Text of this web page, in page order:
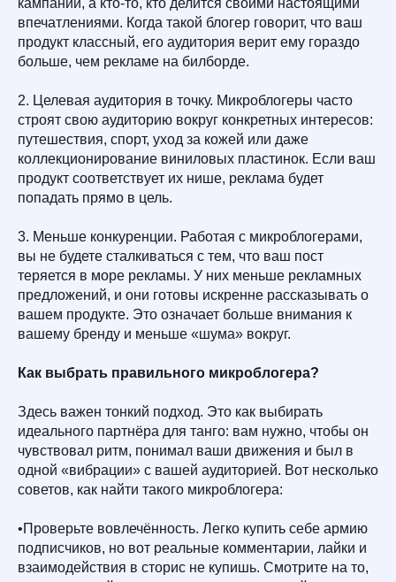
кампаний, а кто-то, кто делится своими настоящими
впечатлениями. Когда такой блогер говорит, что ваш
продукт классный, его аудитория верит ему гораздо
больше, чем рекламе на билборде.
2. Целевая аудитория в точку. Микроблогеры часто
строят свою аудиторию вокруг конкретных интересов:
путешествия, спорт, уход за кожей или даже
коллекционирование виниловых пластинок. Если ваш
продукт соответствует их нише, реклама будет
попадать прямо в цель.
3. Меньше конкуренции. Работая с микроблогерами,
вы не будете сталкиваться с тем, что ваш пост
теряется в море рекламы. У них меньше рекламных
предложений, и они готовы искренне рассказывать о
вашем продукте. Это означает больше внимания к
вашему бренду и меньше «шума» вокруг.
Как выбрать правильного микроблогера?
Здесь важен тонкий подход. Это как выбирать
идеального партнёра для танго: вам нужно, чтобы он
чувствовал ритм, понимал ваши движения и был в
одной «вибрации» с вашей аудиторией. Вот несколько
советов, как найти такого микроблогера:
•Проверьте вовлечённость. Легко купить себе армию
подписчиков, но вот реальные комментарии, лайки и
взаимодействия в сторис не купишь. Смотрите на то,